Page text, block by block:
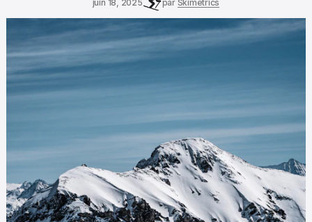
juin 18, 2025 par Skimetrics